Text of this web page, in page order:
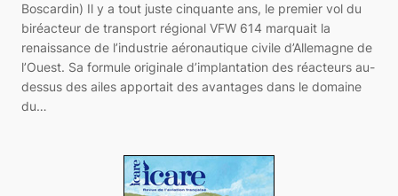
Boscardin) Il y a tout juste cinquante ans, le premier vol du
biréacteur de transport régional VFW 614 marquait la
renaissance de l’industrie aéronautique civile d’Allemagne de
l’Ouest. Sa formule originale d’implantation des réacteurs au-
dessus des ailes apportait des avantages dans le domaine
du…